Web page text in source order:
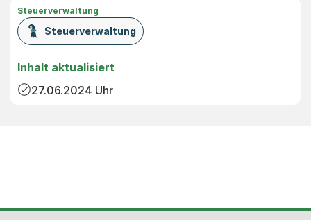
Steuerverwaltung
Steuerverwaltung
Inhalt aktualisiert
27.06.2024 Uhr